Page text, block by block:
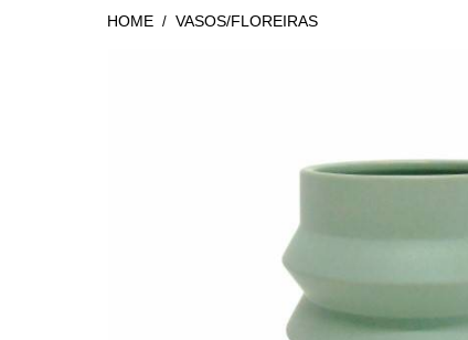
HOME / VASOS/FLOREIRAS